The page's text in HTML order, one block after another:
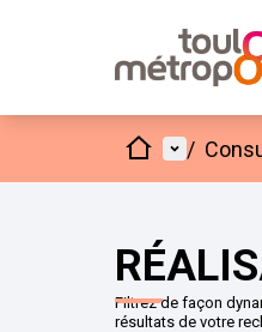
Accueil
Menu
/
Filtrez de façon
résultats de votre